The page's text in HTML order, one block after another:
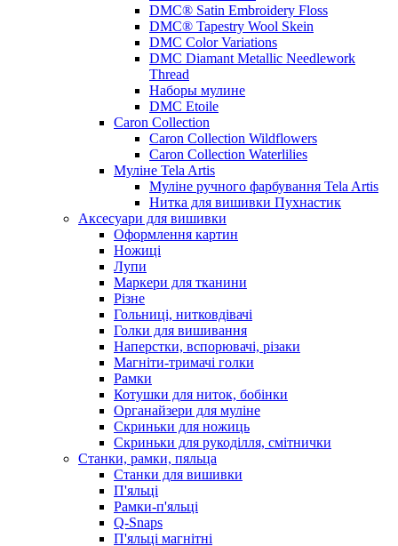
DMC® Satin Embroidery Floss
DMC® Tapestry Wool Skein
DMC Color Variations
DMC Diamant Metallic Needlework
Thread
Наборы мулине
DMC Etoile
Caron Collection
Caron Collection Wildflowers
Caron Collection Waterlilies
Муліне Tela Artis
Муліне ручного фарбування Tela Artis
Нитка для вишивки Пухнастик
Аксесуари для вишивки
Оформлення картин
Ножиці
Лупи
Маркери для тканини
Різне
Гольниці, нитковдівачі
Голки для вишивання
Наперстки, вспорювачі, різаки
Магніти-тримачі голки
Рамки
Котушки для ниток, бобінки
Органайзери для муліне
Скриньки для ножиць
Скриньки для рукоділля, смітнички
Станки, рамки, пяльца
Станки для вишивки
П'яльці
Рамки-п'яльці
Q-Snaps
П'яльці магнітні